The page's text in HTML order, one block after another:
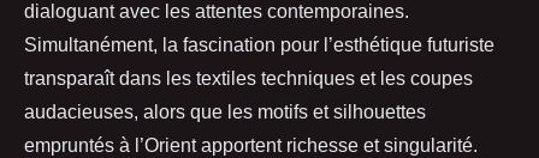
dialoguant avec les attentes contemporaines.
Simultanément, la fascination pour l’esthétique futuriste
transparaît dans les textiles techniques et les coupes
audacieuses, alors que les motifs et silhouettes
empruntés à l’Orient apportent richesse et singularité.